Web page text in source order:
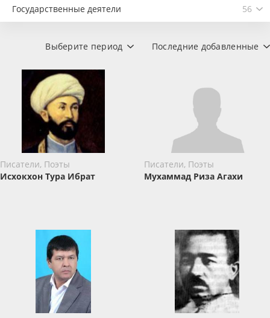
Государственные деятели 56
Последние добавленные
Выберите период
Писатели, Поэты
Исхокхон Тура Ибрат
Писатели, Поэты
Мухаммад Риза Агахи